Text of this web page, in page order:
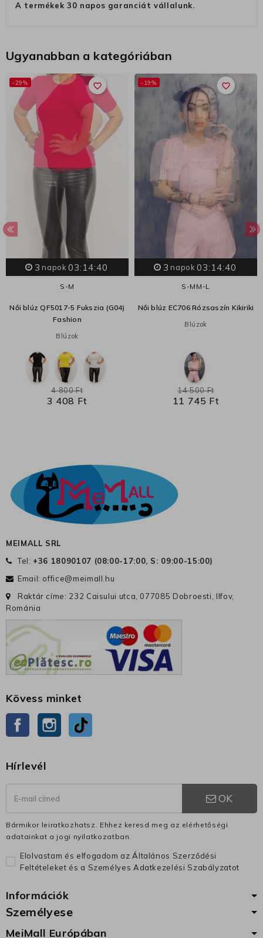
A termékek 30 napos garanciát vállalunk.
Ugyanabban a kategóriában
favorite_border
-29%
3 napok 03:14:40
S-M
Női blúz QF5017-5 Fukszia (G04)
Fashion
Blúzok
3 408 Ft
4 800 Ft
favorite_border
-19%
3 napok 03:14:40
S-M M-L
Női blúz EC706 Rózsaszín Kikiriki
Blúzok
11 745 Ft
14 500 Ft
MEIMALL SRL
Tel: +36 18090107 (08:00-17:00, S: 09:00-15:00)
Email: office@meimall.hu
Raktár címe: 232 Caisului utca, 077085 Dobroesti, Ilfov,
Románia
Kövess minket
FacebookInstagram
Hírlevél
OK
Bármikor leiratkozhatsz. Ehhez keresd meg az elérhetőségi
adatainkat a jogi nyilatkozatban.
Elolvastam és elfogadom az Általános Szerződési
Feltételeket és a Személyes Adatkezelési Szabályzatot
Információk
Személyese
MeiMall Európában